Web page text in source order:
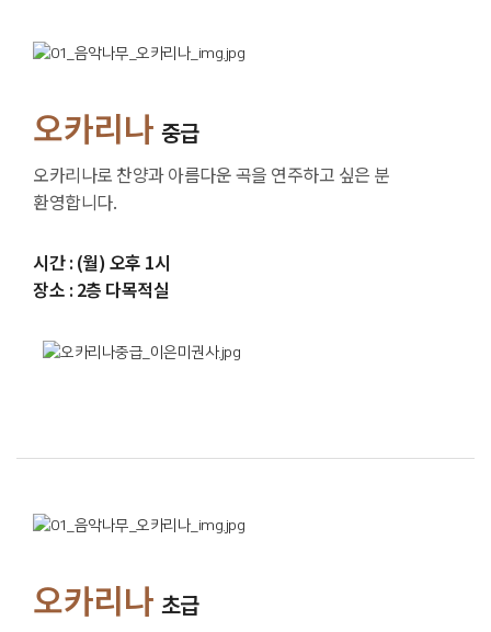
오카리나 중급
오카리나로 찬양과 아름다운 곡을 연주하고 싶은 분
환영합니다.
시간 : (월) 오후 1시
장소 : 2층 다목적실
오카리나 초급